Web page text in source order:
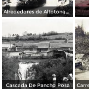
Alrededores de Altotonga Tecopahuas.
Cascada De Pancho Posa